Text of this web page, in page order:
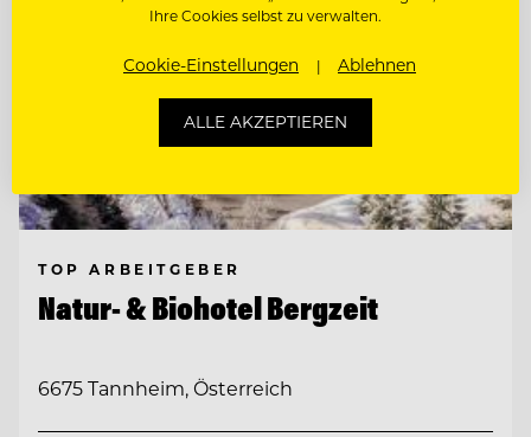
TOP ARBEITGEBER
Natur- & Biohotel Bergzeit
6675 Tannheim, Österreich
Ihre Cookies selbst zu verwalten.
Cookie-Einstellungen Ablehnen
ALLE AKZEPTIEREN